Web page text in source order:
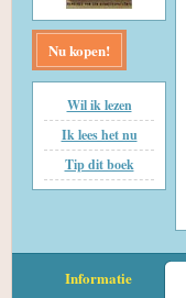
Nu kopen!
Wil ik lezen
Ik lees het nu
Tip dit boek
Informatie